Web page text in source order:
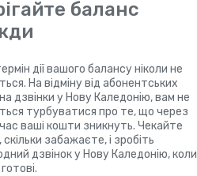
баланс
дії вашого балансу ніколи не
На відміну від абонентських
дзвінки у Нову Каледонію, вам не
турбуватися про те, що через
ваші кошти зникнуть. Чекайте
скільки забажаєте, і зробіть
дзвінок у Нову Каледонію, коли